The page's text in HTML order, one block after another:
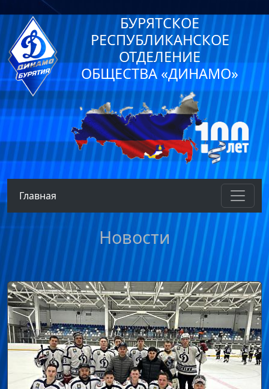
БУРЯТСКОЕ
РЕСПУБЛИКАНСКОЕ
ОТДЕЛЕНИЕ
ОБЩЕСТВА «ДИНАМО»
Главная
Новости